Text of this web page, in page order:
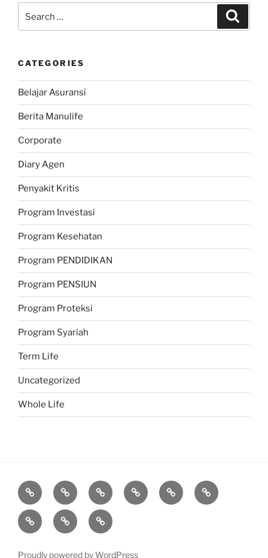
CATEGORIES
Belajar Asuransi
Berita Manulife
Corporate
Diary Agen
Penyakit Kritis
Program Investasi
Program Kesehatan
Program PENDIDIKAN
Program PENSIUN
Program Proteksi
Program Syariah
Term Life
Uncategorized
Whole Life
ProteksiInvestasiProgram
Syariah
CorporateBelajar
Asuransi
Berita
Manulife
Diary
Agen
Q
&
About
Proudly powered by WordPress